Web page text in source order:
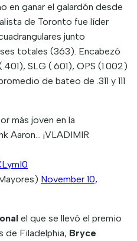
en ganar el galardón desde
de Toronto fue líder
junto
totales (363). Encabezó
SLG (.601), OPS (1.002)
de bateo de .311 y 111
más joven en la
Aaron… ¡VLADIMIR
November 10,
el que se llevó el premio
de Filadelphia, Bryce